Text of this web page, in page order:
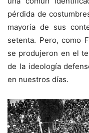
pérdida de
mayoría de sus
setenta. Pero, como
se produjeron en el
de la ideología
en nuestros días.